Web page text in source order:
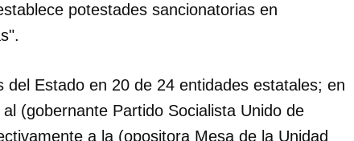
INICIAR SESIÓN CANCELAR
potestades sancionatorias en
Estado en 20 de 24 entidades estatales; en
(gobernante Partido Socialista Unido de
a la (opositora Mesa de la Unidad